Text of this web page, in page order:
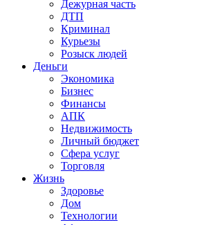
Дежурная часть
ДТП
Криминал
Курьезы
Розыск людей
Деньги
Экономика
Бизнес
Финансы
АПК
Недвижимость
Личный бюджет
Сфера услуг
Торговля
Жизнь
Здоровье
Дом
Технологии